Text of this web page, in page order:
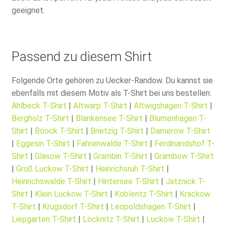
geeignet.
Passend zu diesem Shirt
Folgende Orte gehören zu Uecker-Randow. Du kannst sie
ebenfalls mit diesem Motiv als T-Shirt bei uns bestellen:
Ahlbeck T-Shirt
Altwarp T-Shirt Altwigshagen T-Shirt
Bergholz T-Shirt
Blankensee T-Shirt
Blumenhagen T-
Shirt
Boock T-Shirt Brietzig T-Shirt
Damerow T-Shirt
Eggesin T-Shirt Fahrenwalde T-Shirt
Ferdinandshof T-
Shirt
Glasow T-Shirt Grambin T-Shirt
Grambow T-Shirt
Groß Luckow T-Shirt Heinrichsruh T-Shirt
Heinrichswalde T-Shirt
Hintersee T-Shirt
Jatznick T-
Shirt
Klein Luckow T-Shirt Koblentz T-Shirt
Krackow
T-Shirt
Krugsdorf T-Shirt Leopoldshagen T-Shirt
Liepgarten T-Shirt
Löcknitz T-Shirt Luckow T-Shirt